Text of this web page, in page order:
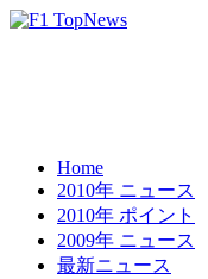
Home
2010年 ニュース
2010年 ポイント
2009年 ニュース
最新ニュース